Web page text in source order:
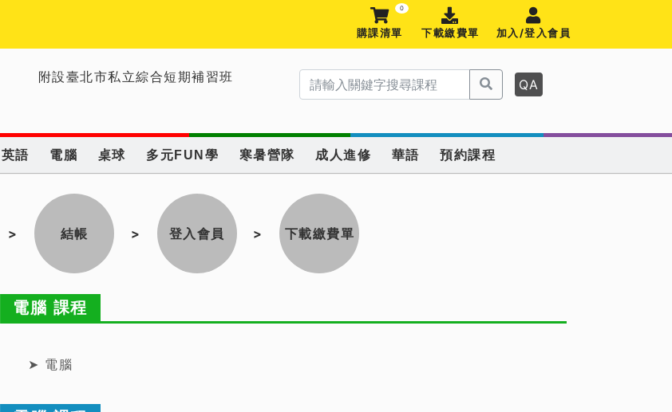
0
購課清單 下載繳費單 加入/登入會員
附設臺北市私立綜合短期補習班 QA
英語 電腦 桌球 多元FUN學 寒暑營隊 成人進修 華語 預約課程
> 結帳 > 登入會員 > 下載繳費單
電腦 課程
➤ 電腦